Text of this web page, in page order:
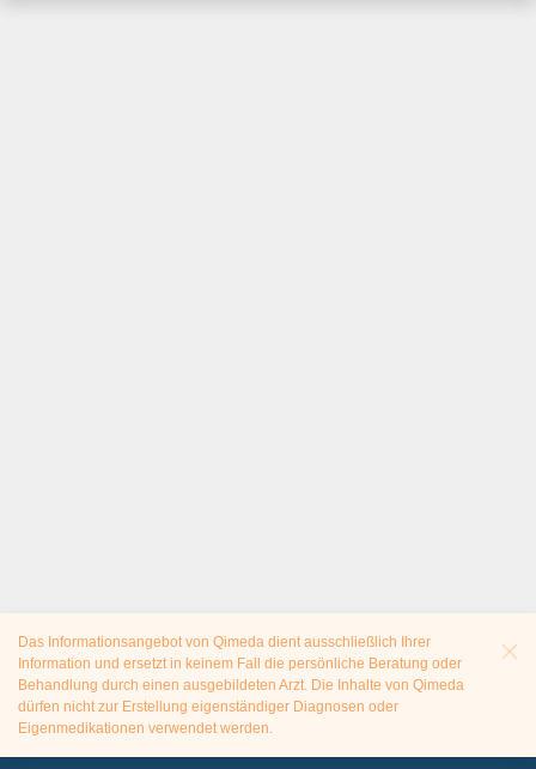
Das Informationsangebot von Qimeda dient ausschließlich Ihrer
Information und ersetzt in keinem Fall die persönliche Beratung oder
Behandlung durch einen ausgebildeten Arzt. Die Inhalte von Qimeda
dürfen nicht zur Erstellung eigenständiger Diagnosen oder
Eigenmedikationen verwendet werden.